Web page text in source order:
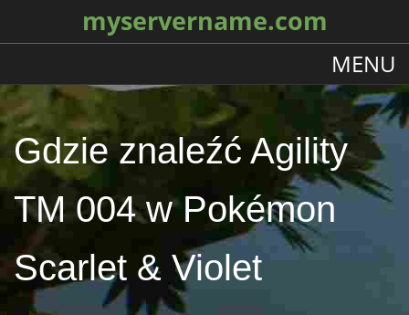
myservername.com
MENU
Gdzie znaleźć Agility
TM 004 w Pokémon
Scarlet & Violet